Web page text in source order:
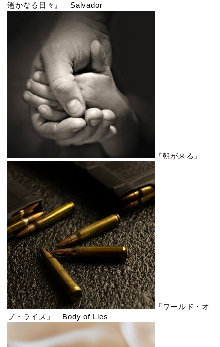
遥かなる日々』 Salvador
『朝が来る』
『ワールド・オ
ブ・ライズ』 Body of Lies